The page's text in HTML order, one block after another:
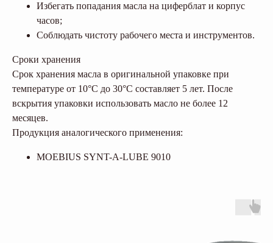
Избегать попадания масла на циферблат и корпус
часов;
Соблюдать чистоту рабочего места и инструментов.
Сроки хранения
Срок хранения масла в оригинальной упаковке при
температуре от 10°C до 30°C составляет 5 лет. После
вскрытия упаковки использовать масло не более 12
месяцев.
Продукция аналогического применения:
MOEBIUS SYNT-А-LUBE 9010